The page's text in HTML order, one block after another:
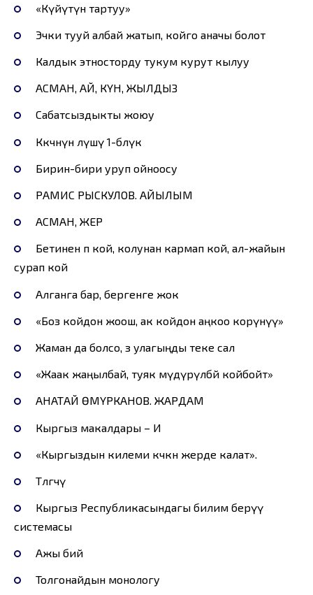
«Күйүтүн тартуу»
Эчки тууй албай жатып, койго аначы болот
Калдык этносторду тукум курут кылуу
АСМАН, АЙ, КҮН, ЖЫЛДЫЗ
Сабатсыздыкты жоюу
Көкчөнүн өлүшү 1-бөлүк
Бирин-бири уруп ойноосу
РАМИС РЫСКУЛОВ. АЙЫЛЫМ
АСМАН, ЖЕР
Бетинен өөп кой, колунан кармап кой, ал-жайын
сурап кой
Алганга бар, бергенге жок
«Боз койдон жоош, ак койдон аңкоо корүнүү»
Жаман да болсо, өз улагыңды теке сал
«Жаак жаңылбай, туяк мүдүрүлбөй койбойт»
АНАТАЙ ӨМҮРКАНОВ. ЖАРДАМ
Кыргыз макалдары – И
«Кыргыздын килеми көчкөн жерде калат».
Төлгөчү
Кыргыз Республикасындагы билим берүү
системасы
Ажы бий
Толгонайдын монологу